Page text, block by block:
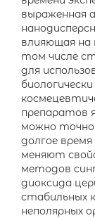
выраженная
влияющая на
том числе
для
препаратов
можно точно
долгое
меняют
методов
диоксида
стабильных
неполярных